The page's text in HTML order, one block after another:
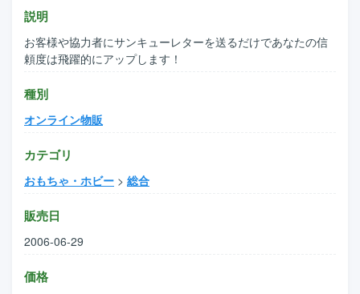
無料ダウンロード
説明
お客様や協力者にサンキューレターを送るだけであなたの信
頼度は飛躍的にアップします！
種別
オンライン物販
カテゴリ
おもちゃ・ホビー > 総合
販売日
2006-06-29
価格